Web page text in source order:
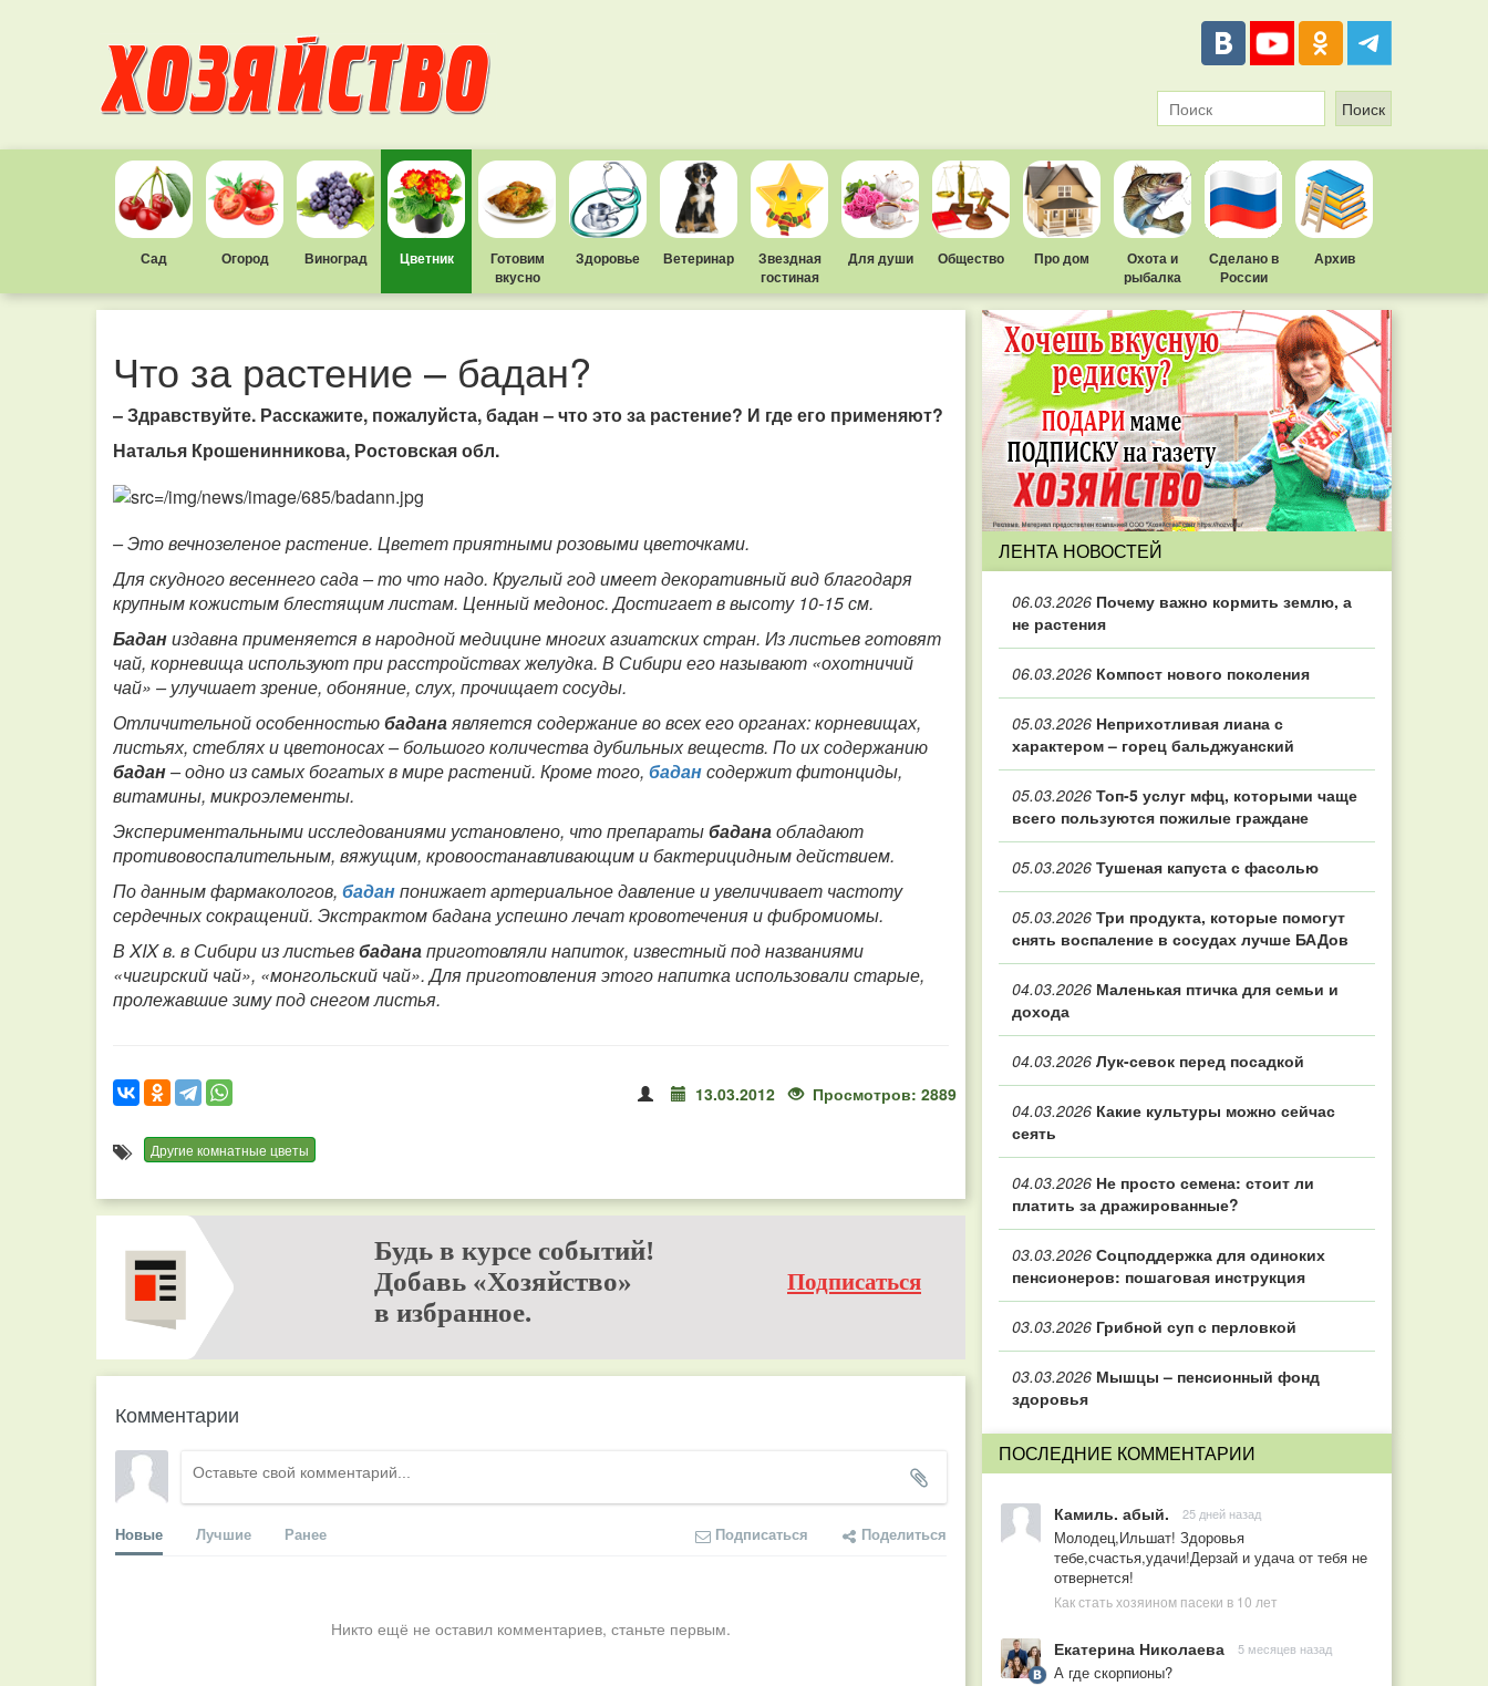
Сад Огород Виноград Цветник
Готовим
вкусно
Здоровье Ветеринар
Звездная
гостиная
Для души Общество Про дом
Охота и
рыбалка
Сделано в
России
Архив
Что за растение – бадан?
– Здравствуйте. Расскажите, пожалуйста, бадан – что это за растение? И где его применяют?
Наталья Крошенинникова, Ростовская обл.
– Это вечнозеленое растение. Цветет приятными розовыми цветочками.
Для скудного весеннего сада – то что надо. Круглый год имеет декоративный вид благодаря
крупным кожистым блестящим листам. Ценный медонос. Достигает в высоту 10-15 см.
Баданиздавна применяется в народной медицине многих азиатских стран. Из листьев готовят
чай, корневища используют при расстройствах желудка. В Сибири его называют «охотничий
чай» – улучшает зрение, обоняние, слух, прочищает сосуды.
Отличительной особенностьюбаданаявляется содержание во всех его органах: корневищах,
листьях, стеблях и цветоносах – большого количества дубильных веществ. По их содержанию
бадан– одно из самых богатых в мире растений. Кроме того, бадансодержит фитонциды,
витамины, микроэлементы.
Экспериментальными исследованиями установлено, что препаратыбаданаобладают
противовоспалительным, вяжущим, кровоостанавливающим и бактерицидным действием.
По данным фармакологов, баданпонижает артериальное давление и увеличивает частоту
сердечных сокращений. Экстрактом бадана успешно лечат кровотечения и фибромиомы.
В XIX в. в Сибири из листьевбаданаприготовляли напиток, известный под названиями
«чигирский чай», «монгольский чай». Для приготовления этого напитка использовали старые,
пролежавшие зиму под снегом листья.
13.03.2012 Просмотров: 2889
Другие комнатные цветы
Будь в курсе событий!
Добавь «Хозяйство»
в избранное.
Подписаться
Комментарии
Новые Лучшие Ранее Подписаться Поделиться
Никто ещё не оставил комментариев, станьте первым.
ЛЕНТА НОВОСТЕЙ
06.03.2026 Почему важно кормить землю, а
не растения
06.03.2026 Компост нового поколения
05.03.2026 Неприхотливая лиана с
характером – горец бальджуанский
05.03.2026 Топ‑5 услуг мфц, которыми чаще
всего пользуются пожилые граждане
05.03.2026 Тушеная капуста с фасолью
05.03.2026 Три продукта, которые помогут
снять воспаление в сосудах лучше БАДов
04.03.2026 Маленькая птичка для семьи и
дохода
04.03.2026 Лук-севок перед посадкой
04.03.2026 Какие культуры можно сейчас
сеять
04.03.2026 Не просто семена: стоит ли
платить за дражированные?
03.03.2026 Соцподдержка для одиноких
пенсионеров: пошаговая инструкция
03.03.2026 Грибной суп с перловкой
03.03.2026 Мышцы – пенсионный фонд
здоровья
ПОСЛЕДНИЕ КОММЕНТАРИИ
Камиль. абый. 25 дней назад
Молодец,Ильшат! Здоровья
тебе,счастья,удачи!Дерзай и удача от тебя не
отвернется!
Как стать хозяином пасеки в 10 лет
Екатерина Николаева 5 месяцев назад
А где скорпионы?